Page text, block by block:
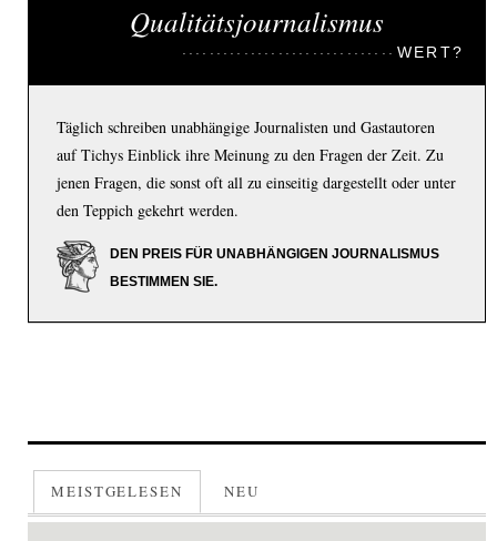
Qualitätsjournalismus
WERT?
Täglich schreiben unabhängige Journalisten und Gastautoren
auf Tichys Einblick ihre Meinung zu den Fragen der Zeit. Zu
jenen Fragen, die sonst oft all zu einseitig dargestellt oder unter
den Teppich gekehrt werden.
DEN PREIS FÜR UNABHÄNGIGEN JOURNALISMUS
BESTIMMEN SIE.
MEISTGELESEN NEU